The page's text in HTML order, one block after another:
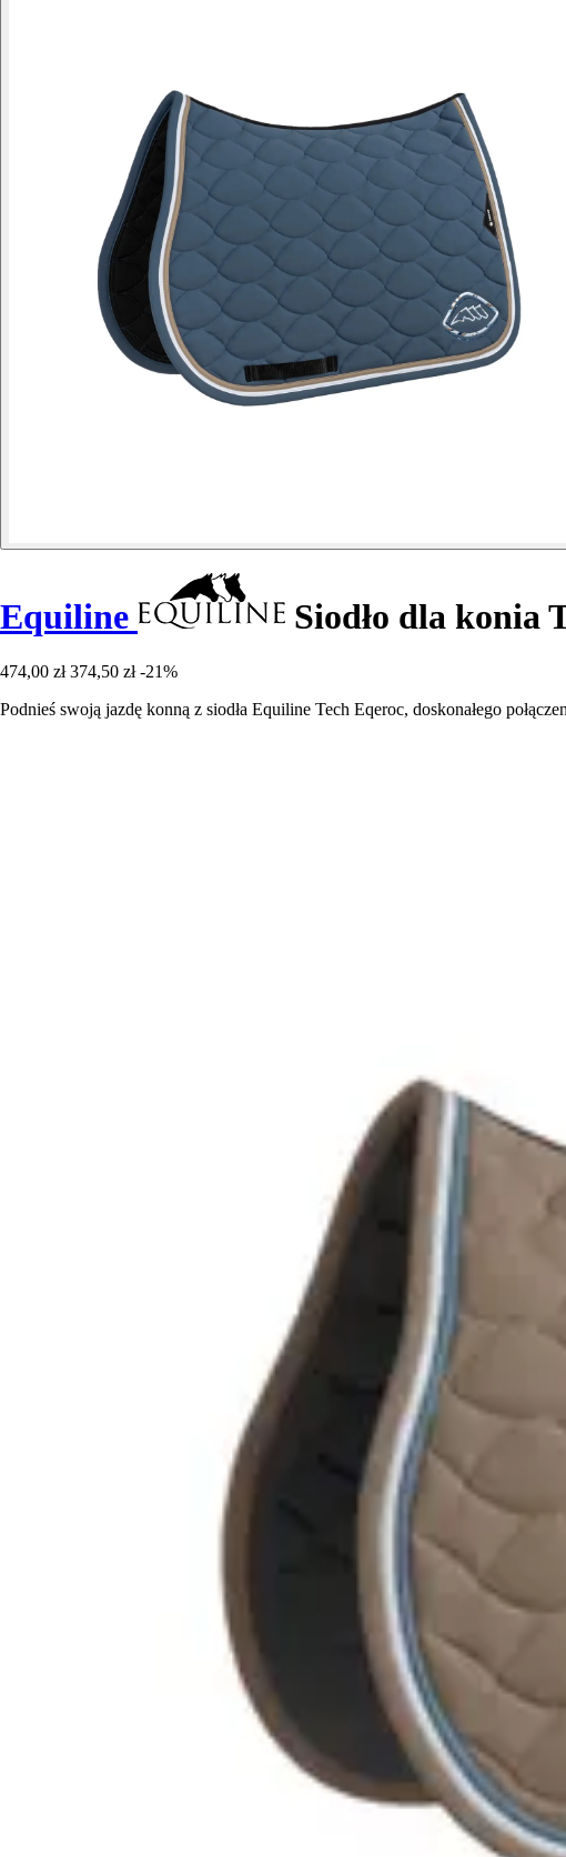
Equiline Siodło dla konia
474,00 zł 374,50 zł -21%
Podnieś swoją jazdę konną z siodła Equiline Tech Eqeroc, doskonałego